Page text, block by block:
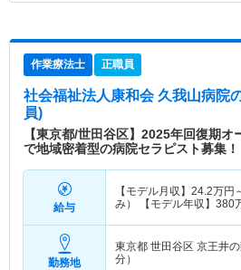
作業療法士 正職員
社会福祉法人康和会 久我山病院
員)
【東京都/世田谷区】2025年回復期オ
で地域密着型の病院セラピスト募集！
給与
【モデル月収】 24.2万円
み） 【モデル年収】 380
勤務地
東京都 世田谷区 京王井
分）